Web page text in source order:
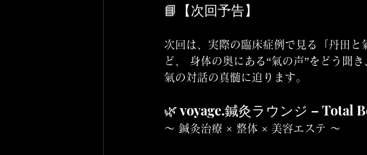
📘【次回予告】
次回は、実際の臨床症例で見る「丹田
ど、 身体の奥にある“氣の声”をどう聞
氣の対話の真髄に迫ります。
🌿 voyage.鍼灸ラウンジ – Total
〜 鍼灸治療 × 整体 × 美容エステ 〜